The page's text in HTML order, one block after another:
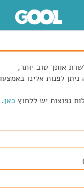
אותך טוב יותר,
לפנות אלינו
נפוצות יש ללחוץ כאן.